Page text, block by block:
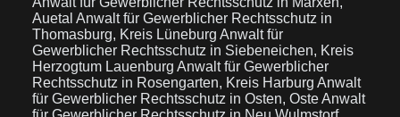
Auetal Anwalt für Gewerblicher Rechtsschutz in
Thomasburg, Kreis Lüneburg Anwalt für
Gewerblicher Rechtsschutz in Siebeneichen, Kreis
Herzogtum Lauenburg Anwalt für Gewerblicher
Rechtsschutz in Rosengarten, Kreis Harburg Anwalt
für Gewerblicher Rechtsschutz in Osten, OsteAnwalt